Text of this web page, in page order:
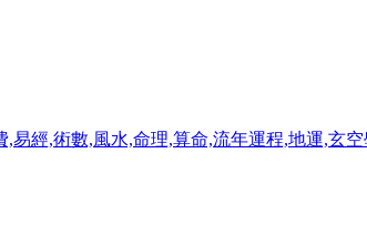
易經,術數,風水,命理,算命,流年運程,地運,玄